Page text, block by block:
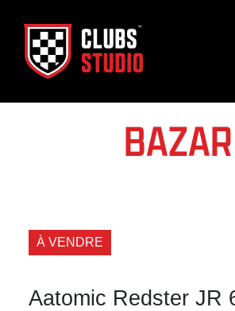
BAZAR
À VENDRE
Aatomic Redster JR